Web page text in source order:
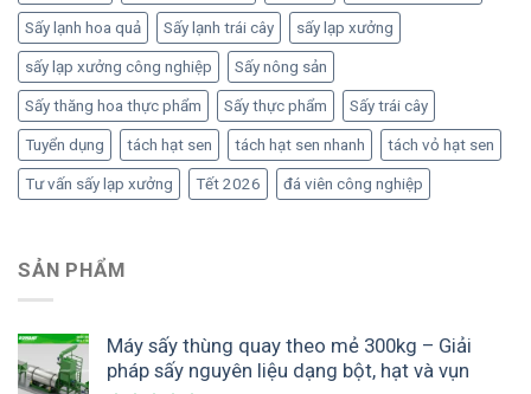
Sấy lạnh hoa quả Sấy lạnh trái cây sấy lạp xưởng
sấy lạp xưởng công nghiệp Sấy nông sản
Sấy thăng hoa thực phẩm Sấy thực phẩm Sấy trái cây
Tuyển dụng tách hạt sen tách hạt sen nhanh tách vỏ hạt sen
Tư vấn sấy lạp xưởng Tết 2026 đá viên công nghiệp
SẢN PHẨM
Máy sấy thùng quay theo mẻ 300kg – Giải
pháp sấy nguyên liệu dạng bột, hạt và vụn